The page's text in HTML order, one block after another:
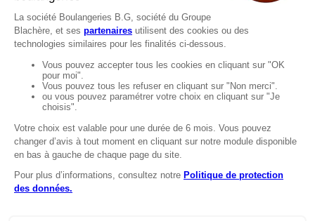
Recrutement
MENTIONS
Mentions légales
Protection des données
LignÉthique
Caractéristiques environnementales des